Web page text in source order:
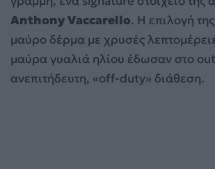
Anthony Vaccarello. Η επιλογή
μαύρο δέρμα με χρυσές
μαύρα γυαλιά ηλίου έδωσαν στο
ανεπιτήδευτη, «off-duty» διάθεση.